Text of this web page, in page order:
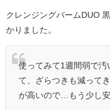
クレンジングバームDUO
かりました。
使ってみて1週間弱で汚
て、ざらつきも減って
が高いので…もう少し安